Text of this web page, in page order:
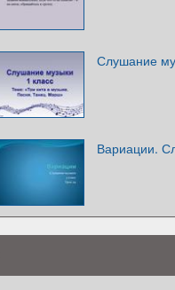
Слушание
Вариации.